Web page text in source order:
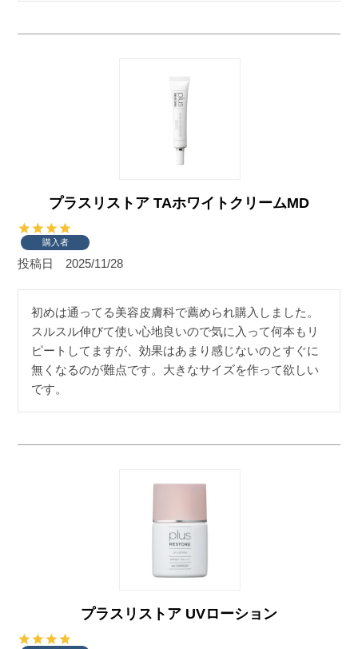
プラスリストア TAホワイトクリームMD
購入者
投稿日 2025/11/28
初めは通ってる美容皮膚科で薦められ購入しました。
スルスル伸びて使い心地良いので気に入って何本もリ
ピートしてますが、効果はあまり感じないのとすぐに
無くなるのが難点です。大きなサイズを作って欲しい
です。
プラスリストア UVローション